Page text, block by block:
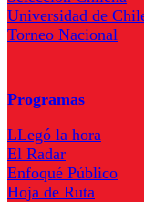
Universidad de
Torneo Nacional
Programas
LLegó la hora
El Radar
Enfoqué Público
Hoja de Ruta